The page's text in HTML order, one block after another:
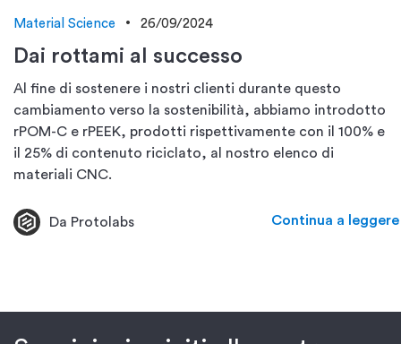
Material Science 26/09/2024
Dai rottami al successo
Al fine di sostenere i nostri clienti durante questo
cambiamento verso la sostenibilità, abbiamo introdotto
rPOM-C e rPEEK, prodotti rispettivamente con il 100% e
il 25% di contenuto riciclato, al nostro elenco di
materiali CNC.
Da Protolabs Continua a leggere